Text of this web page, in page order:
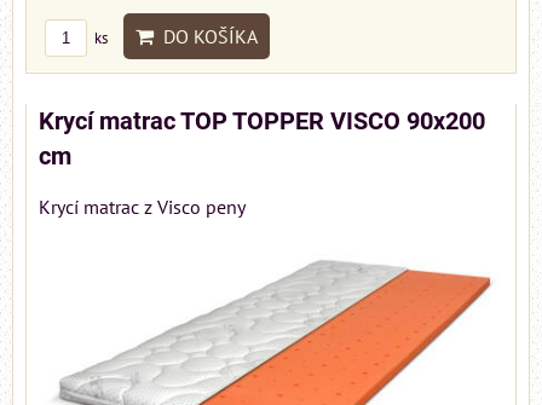
ks DO KOŠÍKA
Krycí matrac TOP TOPPER VISCO 90x200
cm
Krycí matrac z Visco peny